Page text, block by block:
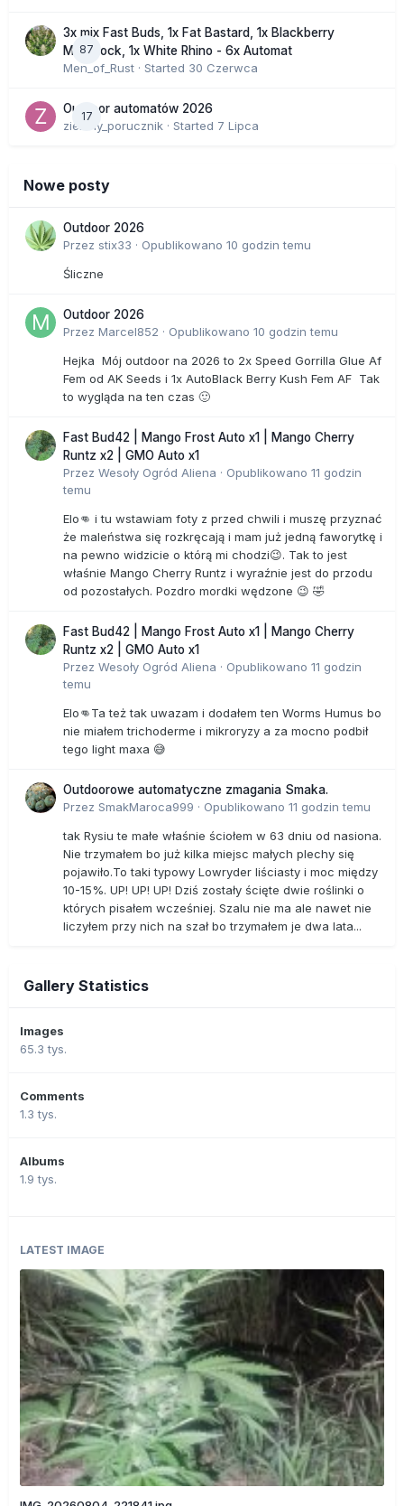
87
3x mix Fast Buds, 1x Fat Bastard, 1x Blackberry
Moonrock, 1x White Rhino - 6x Automat
Men_of_Rust · Started 30 Czerwca
17
Outdoor automatów 2026
zielony_porucznik · Started 7 Lipca
Nowe posty
Outdoor 2026
Przez stix33 · Opublikowano 10 godzin temu
Śliczne
Outdoor 2026
Przez Marcel852 · Opublikowano 10 godzin temu
Hejka Mój outdoor na 2026 to 2x Speed Gorrilla Glue Af
Fem od AK Seeds i 1x AutoBlack Berry Kush Fem AF Tak
to wygląda na ten czas 🙂
Fast Bud42 | Mango Frost Auto x1 | Mango Cherry
Runtz x2 | GMO Auto x1
Przez Wesoły Ogród Aliena · Opublikowano 11 godzin
temu
Elo👊 i tu wstawiam foty z przed chwili i muszę przyznać
że maleństwa się rozkręcają i mam już jedną faworytkę i
na pewno widzicie o którą mi chodzi😉. Tak to jest
właśnie Mango Cherry Runtz i wyraźnie jest do przodu
od pozostałych. Pozdro mordki wędzone 😉 🤣
Fast Bud42 | Mango Frost Auto x1 | Mango Cherry
Runtz x2 | GMO Auto x1
Przez Wesoły Ogród Aliena · Opublikowano 11 godzin
temu
Elo👊Ta też tak uwazam i dodałem ten Worms Humus bo
nie miałem trichoderme i mikroryzy a za mocno podbił
tego light maxa 😅
Outdoorowe automatyczne zmagania Smaka.
Przez SmakMaroca999 · Opublikowano 11 godzin temu
tak Rysiu te małe właśnie ściołem w 63 dniu od nasiona.
Nie trzymałem bo już kilka miejsc małych plechy się
pojawiło.To taki typowy Lowryder liściasty i moc między
10-15%. UP! UP! UP! Dziś zostały ścięte dwie roślinki o
których pisałem wcześniej. Szalu nie ma ale nawet nie
liczyłem przy nich na szał bo trzymałem je dwa lata...
Gallery Statistics
Images
65.3 tys.
Comments
1.3 tys.
Albums
1.9 tys.
LATEST IMAGE